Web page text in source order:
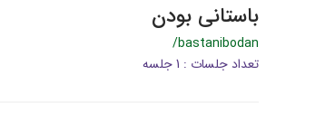
باستانی بودن
/bastanibodan
تعداد جلسات : 1 جلسه